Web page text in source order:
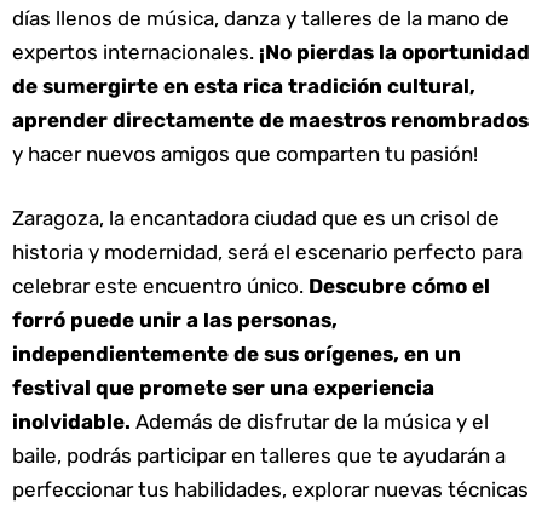
días llenos de música, danza y talleres de la mano de
expertos internacionales. ¡No pierdas la oportunidad
de sumergirte en esta rica tradición cultural,
aprender directamente de maestros renombrados
y hacer nuevos amigos que comparten tu pasión!
Zaragoza, la encantadora ciudad que es un crisol de
historia y modernidad, será el escenario perfecto para
celebrar este encuentro único. Descubre cómo el
forró puede unir a las personas,
independientemente de sus orígenes, en un
festival que promete ser una experiencia
inolvidable. Además de disfrutar de la música y el
baile, podrás participar en talleres que te ayudarán a
perfeccionar tus habilidades, explorar nuevas técnicas